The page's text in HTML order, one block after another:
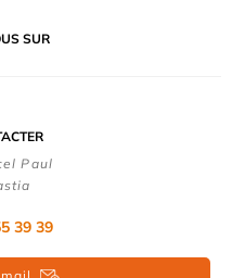
SUR
Paul
39 39